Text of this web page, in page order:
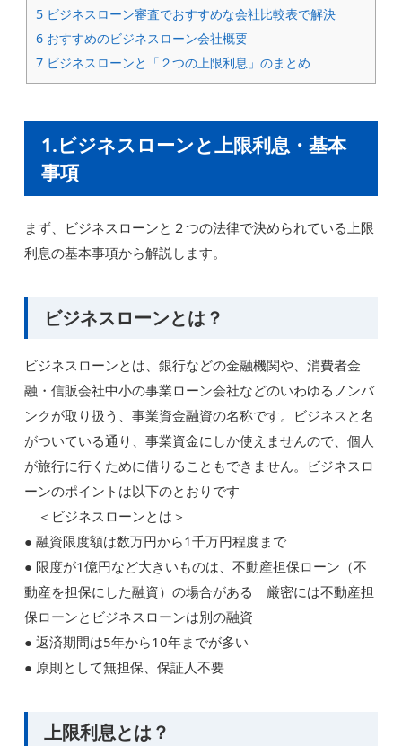
5 ビジネスローン審査でおすすめな会社比較表で解決
6 おすすめのビジネスローン会社概要
7 ビジネスローンと「２つの上限利息」のまとめ
1.ビジネスローンと上限利息・基本
事項
まず、ビジネスローンと２つの法律で決められている上限
利息の基本事項から解説します。
ビジネスローンとは？
ビジネスローンとは、銀行などの金融機関や、消費者金
融・信販会社中小の事業ローン会社などのいわゆるノンバ
ンクが取り扱う、事業資金融資の名称です。ビジネスと名
がついている通り、事業資金にしか使えませんので、個人
が旅行に行くために借りることもできません。ビジネスロ
ーンのポイントは以下のとおりです
＜ビジネスローンとは＞
● 融資限度額は数万円から1千万円程度まで
● 限度が1億円など大きいものは、不動産担保ローン（不
動産を担保にした融資）の場合がある 厳密には不動産担
保ローンとビジネスローンは別の融資
● 返済期間は5年から10年までが多い
● 原則として無担保、保証人不要
上限利息とは？